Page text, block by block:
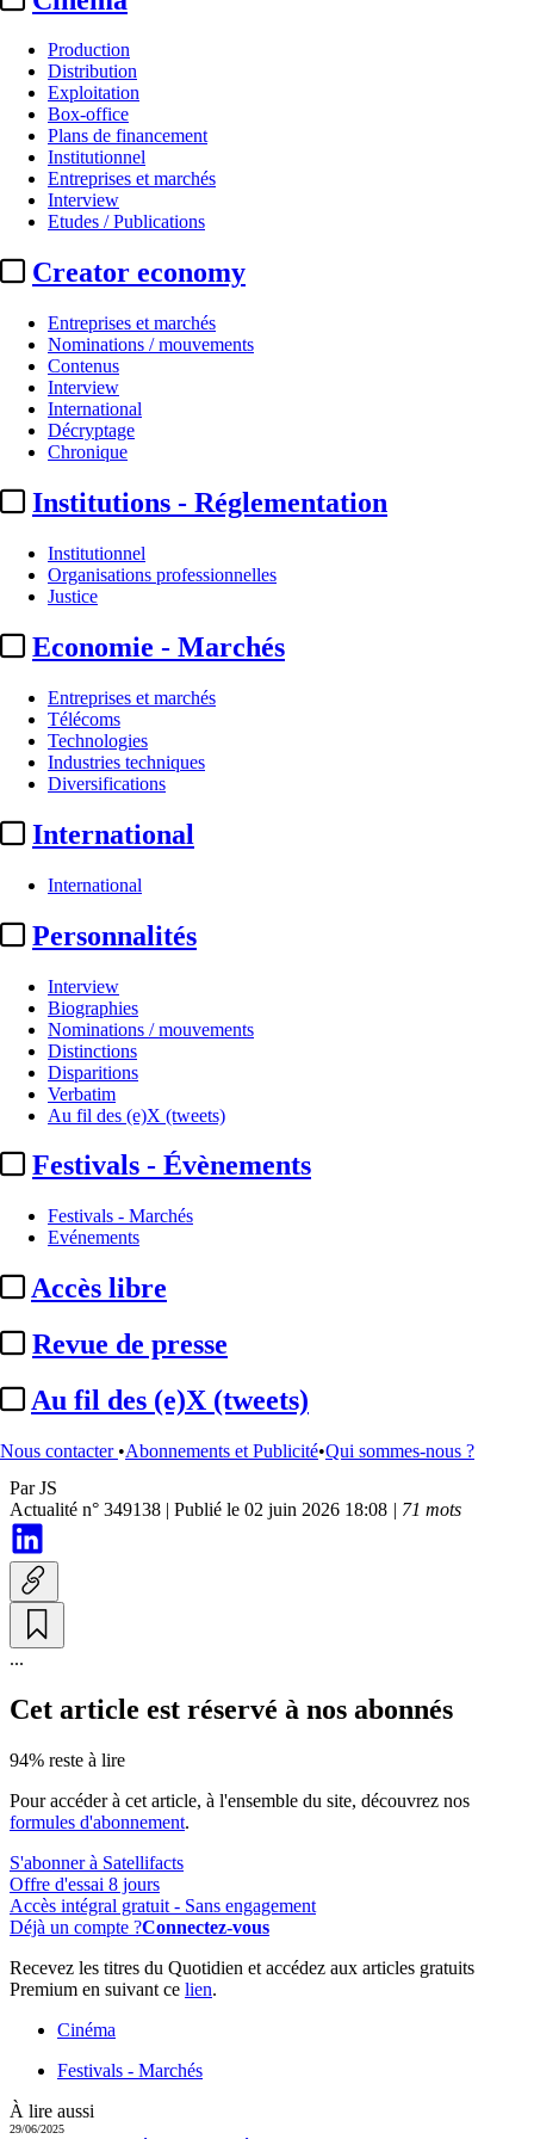
Production
Distribution
Exploitation
Box-office
Plans de financement
Institutionnel
Entreprises et marchés
Interview
Etudes / Publications
Creator economy
Entreprises et marchés
Nominations / mouvements
Contenus
Interview
International
Décryptage
Chronique
Institutions - Réglementation
Institutionnel
Organisations professionnelles
Justice
Economie - Marchés
Entreprises et marchés
Télécoms
Technologies
Industries techniques
Diversifications
International
International
Personnalités
Interview
Biographies
Nominations / mouvements
Distinctions
Disparitions
Verbatim
Au fil des (e)X (tweets)
Festivals - Évènements
Festivals - Marchés
Evénements
Accès libre
Revue de presse
Au fil des (e)X (tweets)
Nous contacter •Abonnements et Publicité•Qui sommes-nous ?
Festivals - Marchés
Festival cinéma et musique de
film de La Baule :Régis ...
ParJS
Actualité n° 349138 | Publié le 02 juin 2026 18:08 | 71 mots
...
Cet article est réservé à nos abonnés
94% reste à lire
Pour accéder à cet article, à l'ensemble du site, découvrez nos
formules d'abonnement.
S'abonner à Satellifacts
Offre d'essai 8 jours
Accès intégral gratuit - Sans engagement
Déjà un compte ?Connectez-vous
Recevez les titres du Quotidien et accédez aux articles gratuits
Premium en suivant ce lien.
Cinéma
Festivals - Marchés
À lire aussi
29/06/2025